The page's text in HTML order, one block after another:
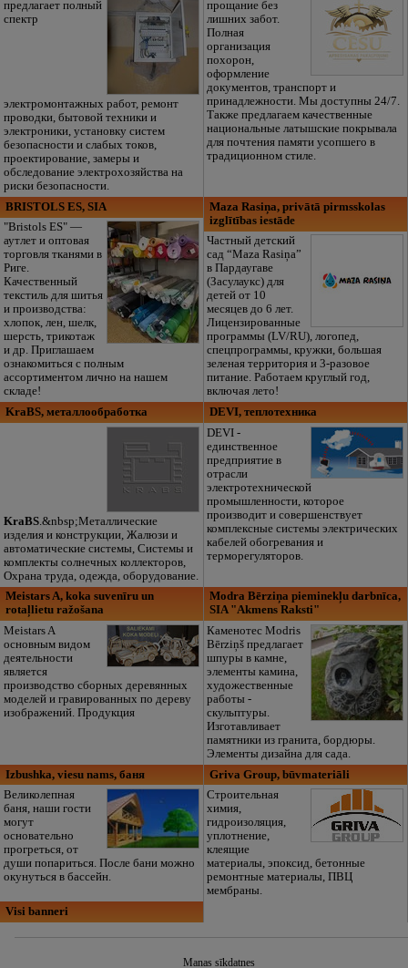
предлагает полный
спектр
электромонтажных работ, ремонт
проводки, бытовой техники и
электроники, установку систем
безопасности и слабых токов,
проектирование, замеры и
обследование электрохозяйства на
риски безопасности.
прощание без
лишних забот.
Полная
организация
похорон,
оформление
документов, транспорт и
принадлежности. Мы доступны 24/7.
Также предлагаем качественные
национальные латышские покрывала
для почтения памяти усопшего в
традиционном стиле.
BRISTOLS ES, SIA
"Bristols ES" —
аутлет и оптовая
торговля тканями в
Риге.
Качественный
текстиль для шитья
и производства:
хлопок, лен, шелк,
шерсть, трикотаж
и др. Приглашаем
ознакомиться с полным
ассортиментом лично на нашем
складе!
Maza Rasiņa, privātā pirmsskolas
izglītības iestāde
Частный детский
сад “Maza Rasiņa”
в Пардаугаве
(Засулаукс) для
детей от 10
месяцев до 6 лет.
Лицензированные
программы (LV/RU), логопед,
спецпрограммы, кружки, большая
зеленая территория и 3-разовое
питание. Работаем круглый год,
включая лето!
KraBS, металлообработка
KraBS.&nbsp;Металлические
изделия и конструкции, Жалюзи и
автоматические системы, Системы и
комплекты солнечных коллекторов,
Охрана труда, одежда, оборудование.
DEVI, теплотехника
DEVI -
единственное
предприятие в
отрасли
электротехнической
промышленности, которое
производит и совершенствует
комплексные системы электрических
кабелей обогревания и
терморегуляторов.
Meistars A, koka suvenīru un
rotaļlietu ražošana
Meistars A
основным видом
деятельности
является
производство сборных деревянных
моделей и гравированных по дереву
изображений. Продукция
Modra Bērziņa pieminekļu darbnīca,
SIA "Akmens Raksti"
Каменотес Modris
Bērziņš предлагает
шпуры в камне,
элементы камина,
художественные
работы -
скульптуры.
Изготавливает
памятники из гранита, бордюры.
Элементы дизайна для сада.
Izbushka, viesu nams, баня
Bеликолепная
баня, наши гости
могyт
основательно
прогреться, от
души попариться. После бани можно
окунуться в бассейн.
Griva Group, būvmateriāli
Строительная
химия,
гидроизоляция,
уплотнение,
клеящие
материалы, эпоксид, бетонные
ремонтные материалы, ПВЦ
мембраны.
Visi banneri
Manas sīkdatnes